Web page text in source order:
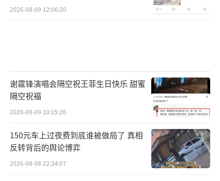
2026-08-09 12:06:20
谢霆锋演唱会隔空祝王菲生日快乐 甜蜜
隔空祝福
2026-08-09 10:15:26
150元车上过夜费到底谁被做局了 真相
反转背后的舆论博弈
2026-08-08 22:34:07